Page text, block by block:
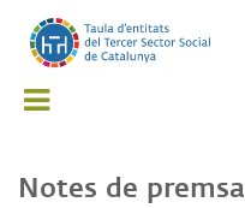
Notes de premsa